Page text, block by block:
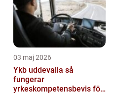
03 maj 2026
Ykb uddevalla så
fungerar
yrkeskompetensbevis för